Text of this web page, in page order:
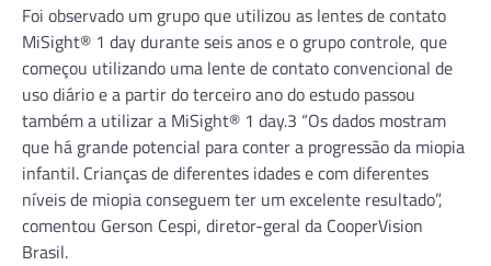
Foi observado um grupo que utilizou as lentes de contato
MiSight® 1 day durante seis anos e o grupo controle, que
começou utilizando uma lente de contato convencional de
uso diário e a partir do terceiro ano do estudo passou
também a utilizar a MiSight® 1 day.3 “Os dados mostram
que há grande potencial para conter a progressão da miopia
infantil. Crianças de diferentes idades e com diferentes
níveis de miopia conseguem ter um excelente resultado”,
comentou Gerson Cespi, diretor-geral da CooperVision
Brasil.